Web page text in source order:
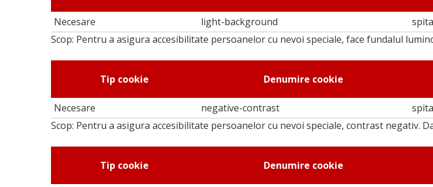
Necesare light-background
Scop: Pentru a asigura accesibilitate persoanelor cu nevoi speciale, face fundalul
Tip cookie Denumire cookie
Necesare negative-contrast
Scop: Pentru a asigura accesibilitate persoanelor cu nevoi speciale, contrast negativ.
Tip cookie Denumire cookie